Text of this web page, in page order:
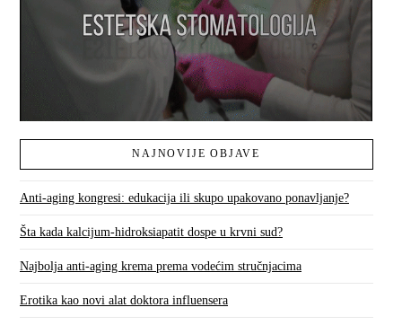
NAJNOVIJE OBJAVE
Anti-aging kongresi: edukacija ili skupo upakovano ponavljanje?
Šta kada kalcijum-hidroksiapatit dospe u krvni sud?
Najbolja anti-aging krema prema vodećim stručnjacima
Erotika kao novi alat doktora influensera